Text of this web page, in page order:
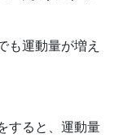
も運動量が増え
すると、運動量